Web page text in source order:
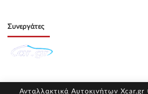
Συνεργάτες
Ανταλλακτικά Αυτοκινήτων